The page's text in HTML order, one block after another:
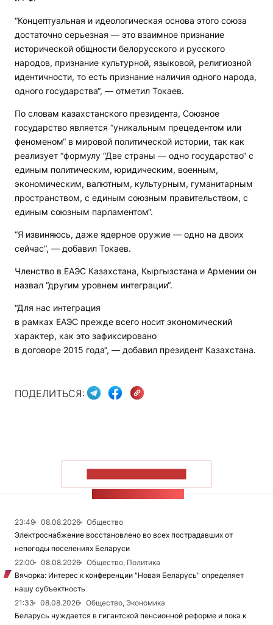
“Концептуальная и идеологическая основа этого союза
достаточно серьезная — это взаимное признание
исторической общности белорусского и русского
народов, признание культурной, языковой, религиозной
идентичности, то есть признание наличия одного народа,
одного государства“, — отметил Токаев.
По словам казахстанского президента, Союзное
государство является “уникальным прецедентом или
феноменом“ в мировой политической истории, так как
реализует “формулу “Две страны — одно государство“ с
единым политическим, юридическим, военным,
экономическим, валютным, культурным, гуманитарным
пространством, с единым союзным правительством, с
единым союзным парламентом“.
“Я извиняюсь, даже ядерное оружие — одно на двоих
сейчас“, — добавил Токаев.
Членство в ЕАЭС Казахстана, Кыргызстана и Армении он
назвал “другим уровнем интеграции“.
“Для нас интеграция
в рамках ЕАЭС прежде всего носит экономический
характер, как это зафиксировано
в договоре 2015 года“, — добавил президент Казахстана.
ПОДЕЛИТЬСЯ:
23:49 08.08.2026
Общество
Электроснабжение восстановлено во всех пострадавших от
непогоды поселениях Беларуси
22:00
08.08.2026
Общество, Политика
Вячорка: Интерес к конференции "Новая Беларусь" определяет
нашу субъектность
21:33
08.08.2026
Общество, Экономика
Беларусь нуждается в гигантской пенсионной реформе и пока к